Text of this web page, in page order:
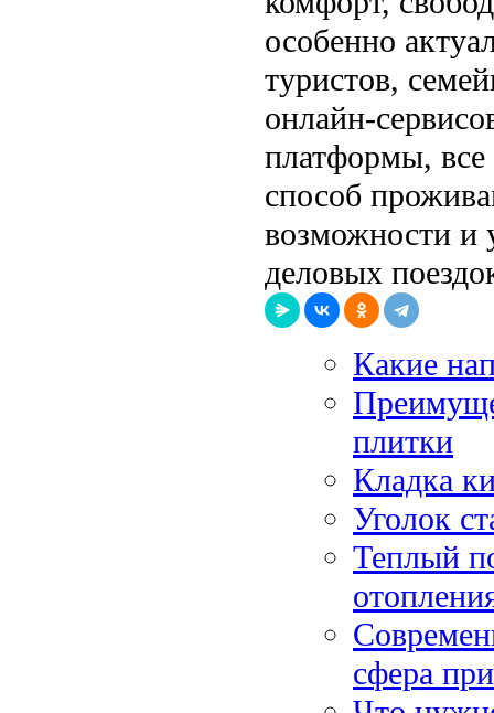
особенно
туристов,
онлайн-
платформы,
способ
возможности и
деловых
Какие
плитки
Кладка
Уголок
Теплый
сфера